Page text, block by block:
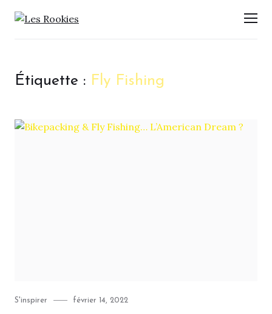
LES ROOKIES
Étiquette : Fly Fishing
Category
S'inspirer
Posted
février 14, 2022